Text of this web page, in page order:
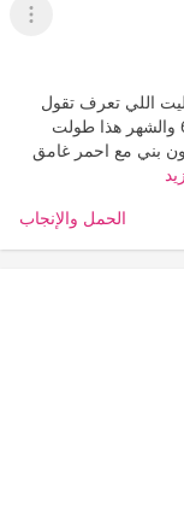
عرض
مشكله وليت اللي تعرف تقول
طبيعي والا لا انا الشهر اللي راح جاتني الدوره 6/7 والشهر هذا طولت
لون بني مع احمر غامق
الحمل والإنجاب